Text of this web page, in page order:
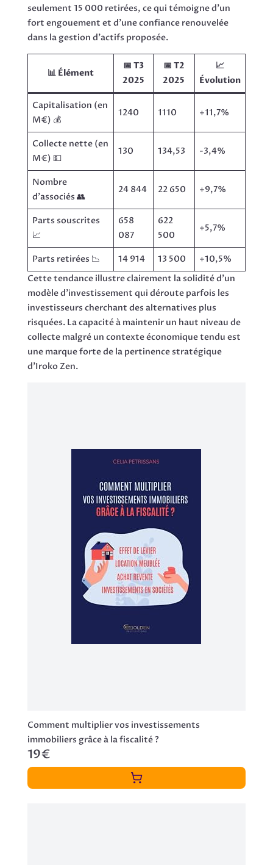
seulement 15 000 retirées, ce qui témoigne d’un
fort engouement et d’une confiance renouvelée
dans la gestion d’actifs proposée.
📊 Élément
📅 T3
2025
📅 T2
2025
📈
Évolution
Capitalisation (en
M€) 💰
1240 1110 +11,7%
Collecte nette (en
M€) 💵
130 134,53 -3,4%
Nombre
d’associés 👥
24 844 22 650 +9,7%
Parts souscrites
📈
658
087
622
500
+5,7%
Parts retirées 📉 14 914 13 500
+10,5%
Cette tendance illustre clairement la solidité d’un
modèle d’investissement qui déroute parfois les
investisseurs cherchant des alternatives plus
risquées. La capacité à maintenir un haut niveau de
collecte malgré un contexte économique tendu est
une marque forte de la pertinence stratégique
d’Iroko Zen.
Comment multiplier vos investissements
immobiliers grâce à la fiscalité ?
19€